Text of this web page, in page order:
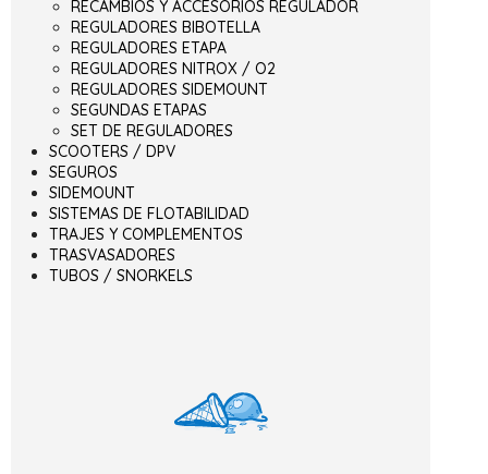
RECAMBIOS Y ACCESORIOS REGULADOR
REGULADORES BIBOTELLA
REGULADORES ETAPA
REGULADORES NITROX / O2
REGULADORES SIDEMOUNT
SEGUNDAS ETAPAS
SET DE REGULADORES
SCOOTERS / DPV
SEGUROS
SIDEMOUNT
SISTEMAS DE FLOTABILIDAD
TRAJES Y COMPLEMENTOS
TRASVASADORES
TUBOS / SNORKELS